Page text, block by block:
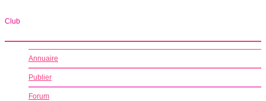
Club
Annuaire
Publier
Forum